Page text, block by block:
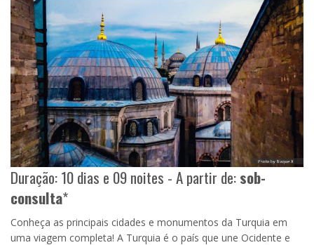
Duração: 10 dias e 09 noites - A partir de:sob-
consulta*
Conheça as principais cidades e monumentos da Turquia em
uma viagem completa! A Turquia é o país que une Ocidente e